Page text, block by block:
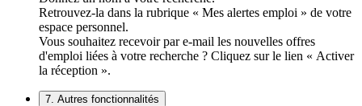
Retrouvez-la dans la rubrique « Mes alertes emploi » de votre
espace personnel.
Vous souhaitez recevoir par e-mail les nouvelles offres
d'emploi liées à votre recherche ? Cliquez sur le lien « Activer
la réception ».
7. Autres fonctionnalités